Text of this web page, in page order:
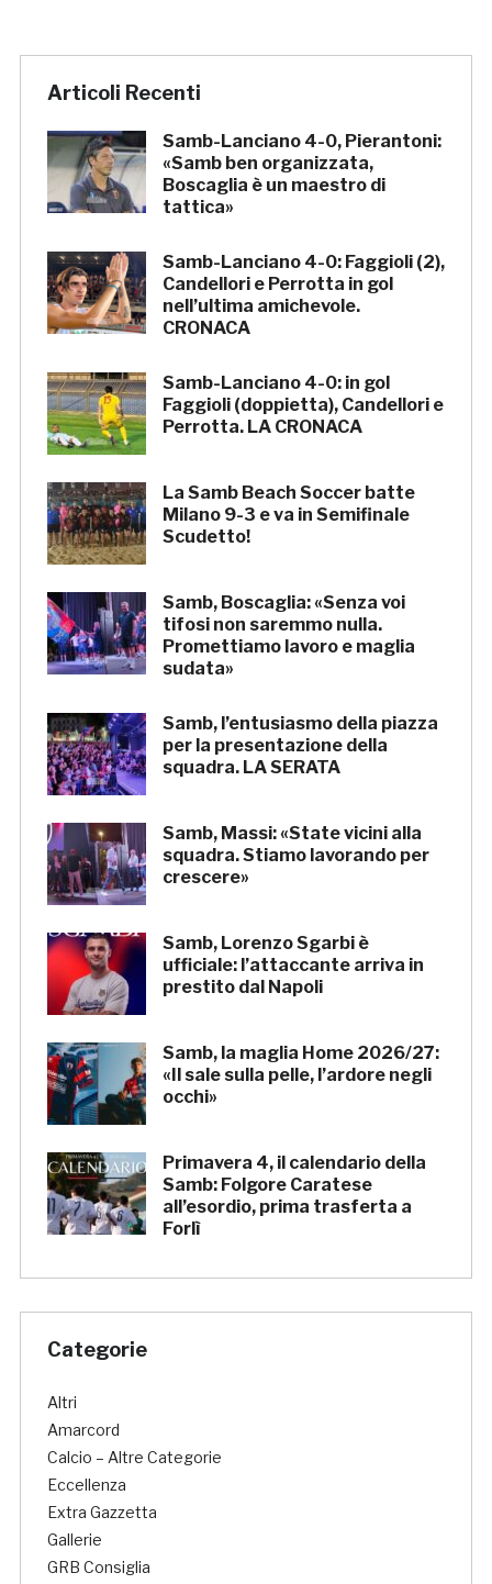
Articoli Recenti
Samb-Lanciano 4-0, Pierantoni:
«Samb ben organizzata,
Boscaglia è un maestro di
tattica»
Samb-Lanciano 4-0: Faggioli (2),
Candellori e Perrotta in gol
nell’ultima amichevole.
CRONACA
Samb-Lanciano 4-0: in gol
Faggioli (doppietta), Candellori e
Perrotta. LA CRONACA
La Samb Beach Soccer batte
Milano 9-3 e va in Semifinale
Scudetto!
Samb, Boscaglia: «Senza voi
tifosi non saremmo nulla.
Promettiamo lavoro e maglia
sudata»
Samb, l’entusiasmo della piazza
per la presentazione della
squadra. LA SERATA
Samb, Massi: «State vicini alla
squadra. Stiamo lavorando per
crescere»
Samb, Lorenzo Sgarbi è
ufficiale: l’attaccante arriva in
prestito dal Napoli
Samb, la maglia Home 2026/27:
«Il sale sulla pelle, l’ardore negli
occhi»
Primavera 4, il calendario della
Samb: Folgore Caratese
all’esordio, prima trasferta a
Forlì
Categorie
Altri
Amarcord
Calcio – Altre Categorie
Eccellenza
Extra Gazzetta
Gallerie
GRB Consiglia